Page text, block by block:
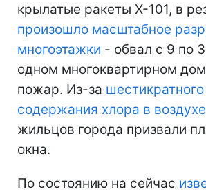
крылатые ракеты Х-101, в
произошло масштабное
многоэтажки - обвал с 9 по
одном многоквартирном
пожар. Из-за
содержания хлора в
жильцов города призвали
окна.
По состоянию на сейчас